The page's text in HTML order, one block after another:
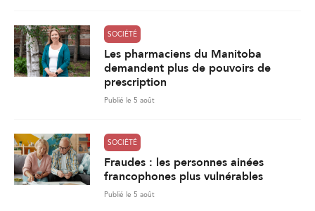
SOCIÉTÉ
Les pharmaciens du Manitoba
demandent plus de pouvoirs de
prescription
Publié le 5 août
SOCIÉTÉ
Fraudes : les personnes ainées
francophones plus vulnérables
Publié le 5 août